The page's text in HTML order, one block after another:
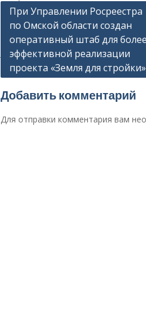
Навигация
по
записям
При Управлении Росреестра
по Омской области создан
оперативный штаб для более
эффективной реализации
проекта «Земля для стройки»
Добавить комментарий
Для отправки комментария вам